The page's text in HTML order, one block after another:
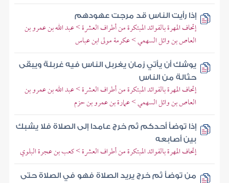
إذا رأيت الناس قد مرجت عهودهم
إتحاف المهرة بالفوائد المبتكرة من أطراف العشرة > عبد الله بن عمرو بن
العاص بن وائل السهمي > عكرمة مولى ابن عباس
يوشك أن يأتي زمان يغربل الناس فيه غربلة ويبقى
حثالة من الناس
إتحاف المهرة بالفوائد المبتكرة من أطراف العشرة > عبد الله بن عمرو بن
العاص بن وائل السهمي > عمارة بن عمرو بن حزم
إذا توضأ أحدكم ثم خرج عامدا إلى الصلاة فلا يشبك
بين أصابعه
إتحاف المهرة بالفوائد المبتكرة من أطراف العشرة > كعب بن عجرة البلوي
من توضأ ثم خرج يريد الصلاة فهو في الصلاة حتى